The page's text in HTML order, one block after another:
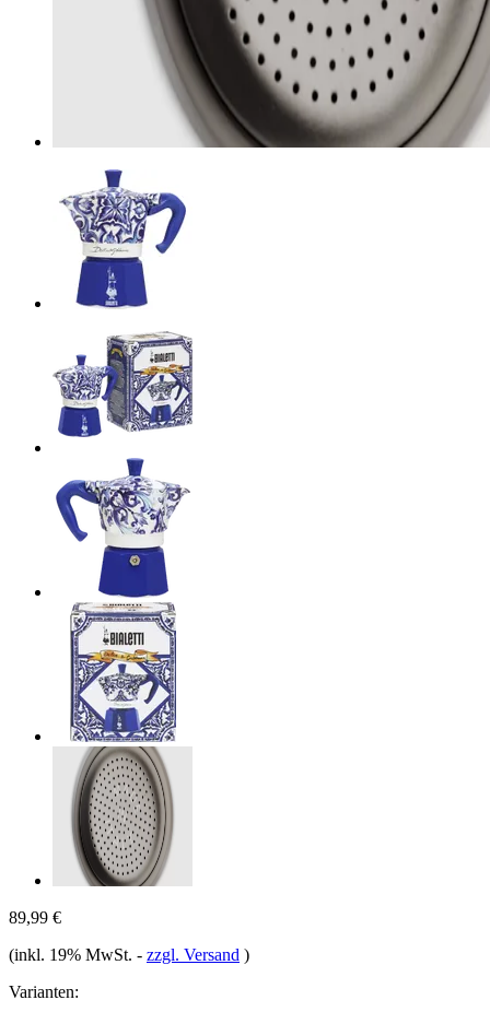
89,99 €
(inkl. 19% MwSt. - zzgl. Versand )
Varianten: